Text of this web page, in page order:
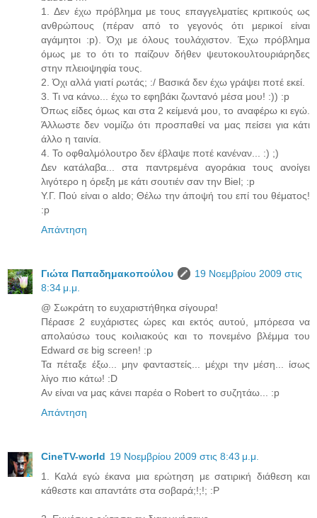
1. Δεν έχω πρόβλημα με τους επαγγελματίες κριτικούς ως
ανθρώπους (πέραν από το γεγονός ότι μερικοί είναι
αγάμητοι :p). Όχι με όλους τουλάχιστον. Έχω πρόβλημα
όμως με το ότι το παίζουν δήθεν ψευτοκουλτουριάρηδες
στην πλειοψηφία τους.
2. Όχι αλλά γιατί ρωτάς; :/ Βασικά δεν έχω γράψει ποτέ εκεί.
3. Τι να κάνω... έχω το εφηβάκι ζωντανό μέσα μου! :)) :p
Όπως είδες όμως και στα 2 κείμενά μου, το αναφέρω κι εγώ.
Άλλωστε δεν νομίζω ότι προσπαθεί να μας πείσει για κάτι
άλλο η ταινία.
4. Το οφθαλμόλουτρο δεν έβλαψε ποτέ κανέναν... :) ;)
Δεν κατάλαβα... στα παντρεμένα αγοράκια τους ανοίγει
λιγότερο η όρεξη με κάτι σουτιέν σαν την Biel; :p
Υ.Γ. Πού είναι ο aldo; Θέλω την άποψή του επί του θέματος!
:p
Απάντηση
Γιώτα Παπαδημακοπούλου
19 Νοεμβρίου 2009 στις
8:34 μ.μ.
@ Σωκράτη το ευχαριστήθηκα σίγουρα!
Πέρασε 2 ευχάριστες ώρες και εκτός αυτού, μπόρεσα να
απολαύσω τους κοιλιακούς και το πονεμένο βλέμμα του
Edward σε big screen! :p
Τα πέταξε έξω... μην φανταστείς... μέχρι την μέση... ίσως
λίγο πιο κάτω! :D
Αν είναι να μας κάνει παρέα ο Robert το συζητάω... :p
Απάντηση
CineTV-world 19 Νοεμβρίου 2009 στις 8:43 μ.μ.
1. Καλά εγώ έκανα μια ερώτηση με σατιρική διάθεση και
κάθεστε και απαντάτε στα σοβαρά;!;!; :P